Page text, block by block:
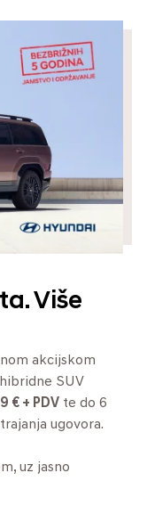
Više
akcijskom
SUV
€ + PDV te do 6
ugovora.
uz jasno